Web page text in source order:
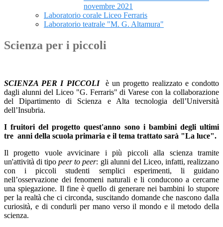
novembre 2021
Laboratorio corale Liceo Ferraris
Laboratorio teatrale "M. G. Altamura"
Scienza per i piccoli
SCIENZA PER I PICCOLI
è un progetto realizzato e condotto
dagli alunni del Liceo "G. Ferraris" di Varese con la collaborazione
delDipartimento di Scienza e Alta tecnologia dell’Università
dell’Insubria.
I fruitori del progetto quest'anno sono i bambini degli ultimi
tre anni della scuola primaria e il tema trattato sarà "La luce".
Il progetto vuole avvicinare i più piccoli alla scienza tramite
un'attività di tipopeer to peer: gli alunni del Liceo, infatti, realizzano
con i piccoli studenti semplici esperimenti, li guidano
nell’osservazione dei fenomeni naturali e li conducono a cercarne
una spiegazione. Il fine è quello di generare nei bambini lo stupore
per la realtà che ci circonda, suscitando domande che nascono dalla
curiosità, e di condurli per mano verso il mondo e il metodo della
scienza.